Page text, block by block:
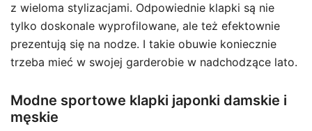
z wieloma stylizacjami. Odpowiednie klapki są nie
tylko doskonale wyprofilowane, ale też efektownie
prezentują się na nodze. I takie obuwie koniecznie
trzeba mieć w swojej garderobie w nadchodzące lato.
Modne sportowe klapki japonki damskie i
męskie